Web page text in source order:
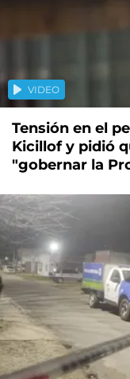
VIDEO
Tensión en el
Kicillof y pidió
"gobernar la